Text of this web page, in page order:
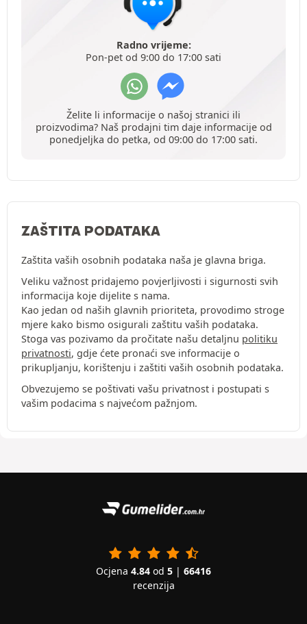
Radno vrijeme:
Pon-pet od 9:00 do 17:00 sati
Želite li informacije o našoj stranici ili
proizvodima? Naš prodajni tim daje informacije od
ponedjeljka do petka, od 09:00 do 17:00 sati.
ZAŠTITA PODATAKA
Zaštita vaših osobnih podataka naša je glavna briga.
Veliku važnost pridajemo povjerljivosti i sigurnosti svih
informacija koje dijelite s nama.
Kao jedan od naših glavnih prioriteta, provodimo stroge
mjere kako bismo osigurali zaštitu vaših podataka.
Stoga vas pozivamo da pročitate našu detaljnu politiku
privatnosti, gdje ćete pronaći sve informacije o
prikupljanju, korištenju i zaštiti vaših osobnih podataka.
Obvezujemo se poštivati vašu privatnost i postupati s
vašim podacima s najvećom pažnjom.
Ocjena 4.84 od 5 | 66416
recenzija